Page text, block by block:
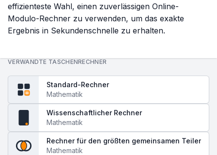
effizienteste Wahl, einen zuverlässigen Online-
Modulo-Rechner zu verwenden, um das exakte
Ergebnis in Sekundenschnelle zu erhalten.
VERWANDTE TASCHENRECHNER
Standard-Rechner
Mathematik
Wissenschaftlicher Rechner
Mathematik
Rechner für den größten gemeinsamen Teiler
Mathematik